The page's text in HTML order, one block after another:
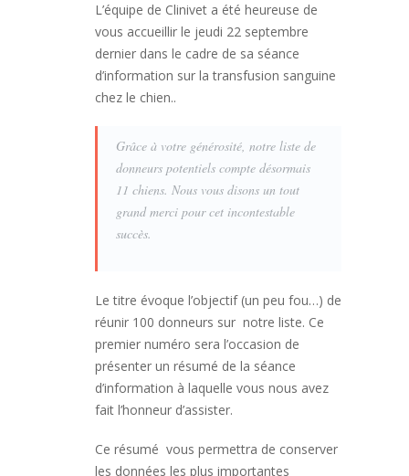
L’équipe de Clinivet a été heureuse de
vous accueillir le jeudi 22 septembre
dernier dans le cadre de sa séance
d’information sur la transfusion sanguine
chez le chien..
Grâce à votre générosité, notre liste de
donneurs potentiels compte désormais
11 chiens. Nous vous disons un tout
grand merci pour cet incontestable
succès.
Le titre évoque l’objectif (un peu fou…) de
réunir 100 donneurs sur notre liste. Ce
premier numéro sera l’occasion de
présenter un résumé de la séance
d’information à laquelle vous nous avez
fait l’honneur d’assister.
Ce résumé vous permettra de conserver
les données les plus importantes